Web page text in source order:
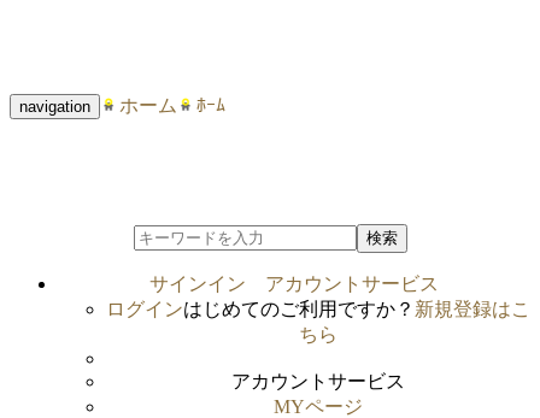
navigation ホーム ﾎｰﾑ
検索
サインイン
アカウントサービス
ログインはじめてのご利用ですか？ 新規登録はこ
ちら
アカウントサービス
MYページ